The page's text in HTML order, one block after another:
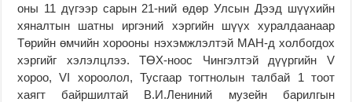
оны 11 дүгээр сарын 21-ний өдөр Улсын Дээд шүүхийн
хяналтын шатны иргэний хэргийн шүүх хуралдаанаар
Төрийн өмчийн хорооны нэхэмжлэлтэй МАН-д холбогдох
хэргийг хэлэлцлээ. ТӨХ-ноос Чингэлтэй дүүргийн V
хороо, VI хороолол, Тусгаар тогтнолын талбай 1 тоот
хаягт байршилтай В.И.Лениний музейн барилгын